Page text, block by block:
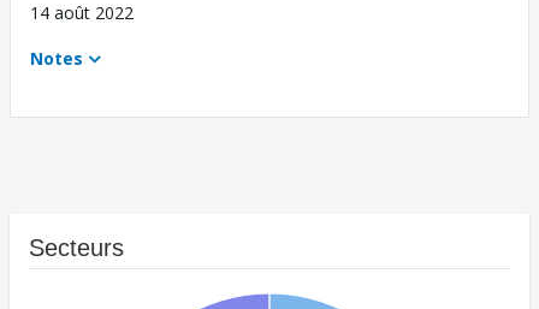
14 août 2022
Notes
Secteurs